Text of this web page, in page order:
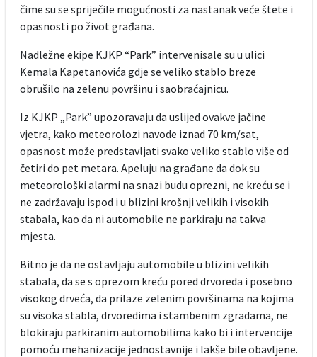
čime su se spriječile mogućnosti za nastanak veće štete i
opasnosti po život građana.
Nadležne ekipe KJKP “Park” intervenisale su u ulici
Kemala Kapetanovića gdje se veliko stablo breze
obrušilo na zelenu površinu i saobraćajnicu.
Iz KJKP „Park” upozoravaju da uslijed ovakve jačine
vjetra, kako meteorolozi navode iznad 70 km/sat,
opasnost može predstavljati svako veliko stablo više od
četiri do pet metara. Apeluju na građane da dok su
meteorološki alarmi na snazi budu oprezni, ne kreću se i
ne zadržavaju ispod i u blizini krošnji velikih i visokih
stabala, kao da ni automobile ne parkiraju na takva
mjesta.
Bitno je da ne ostavljaju automobile u blizini velikih
stabala, da se s oprezom kreću pored drvoreda i posebno
visokog drveća, da prilaze zelenim površinama na kojima
su visoka stabla, drvoredima i stambenim zgradama, ne
blokiraju parkiranim automobilima kako bi i intervencije
pomoću mehanizacije jednostavnije i lakše bile obavljene.